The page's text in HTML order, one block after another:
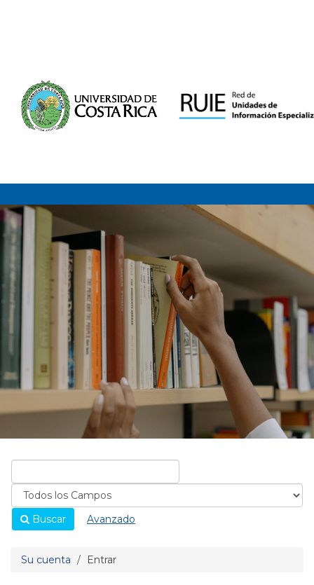
Buscar Avanzado
Su cuenta Entrar